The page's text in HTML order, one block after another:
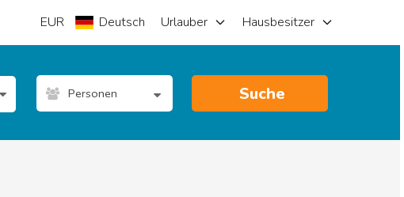
EUR Deutsch Urlauber Hausbesitzer
Personen Suche